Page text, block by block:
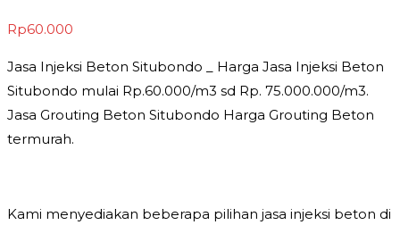
Rp60.000
Jasa Injeksi Beton Situbondo _ Harga Jasa Injeksi Beton
Situbondo mulai Rp.60.000/m3 sd Rp. 75.000.000/m3.
Jasa Grouting Beton Situbondo Harga Grouting Beton
termurah.
Kami menyediakan beberapa pilihan jasa injeksi beton di